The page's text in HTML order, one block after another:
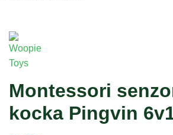
Montessori
kocka Pingvin